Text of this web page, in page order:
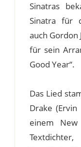
Sinatras
Sinatra für
auch
für sein
Good Year“.
Das Lied
Drake
einem